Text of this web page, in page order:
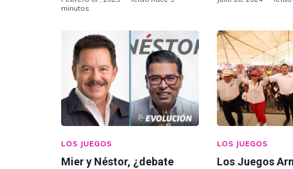
minutos
LOS JUEGOS
Mier y Néstor, ¿debate
LOS JUEGOS
Los Juegos